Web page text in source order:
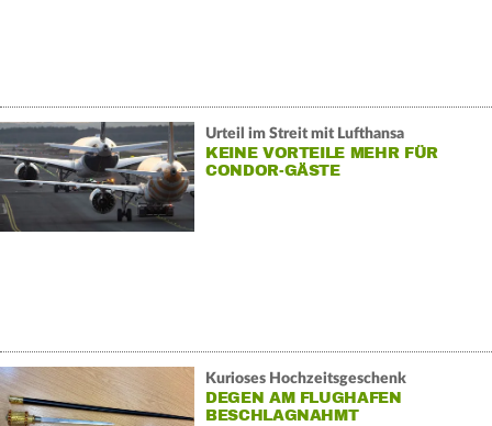
Urteil im Streit mit Lufthansa
KEINE VORTEILE MEHR FÜR
CONDOR-GÄSTE
Kurioses Hochzeitsgeschenk
DEGEN AM FLUGHAFEN
BESCHLAGNAHMT